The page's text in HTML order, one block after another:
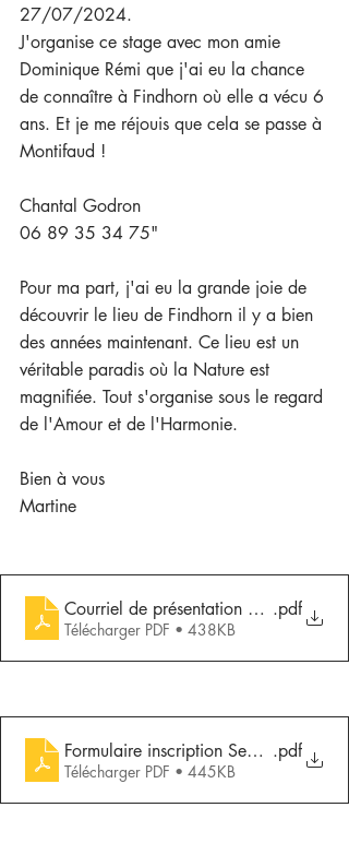
27/07/2024.
J'organise ce stage avec mon amie
Dominique Rémi que j'ai eu la chance
de connaître à Findhorn où elle a vécu 6
ans. Et je me réjouis que cela se passe à
Montifaud !
Chantal Godron
06 89 35 34 75"
Pour ma part, j'ai eu la grande joie de
découvrir le lieu de Findhorn il y a bien
des années maintenant. Ce lieu est un
véritable paradis où la Nature est
magnifiée. Tout s'organise sous le regard
de l'Amour et de l'Harmonie.
Bien à vous
Martine
Courriel de présentation définitif CG
.pdf
Télécharger PDF • 438KB
Formulaire inscription Semaine
.pdf
Télécharger PDF • 445KB